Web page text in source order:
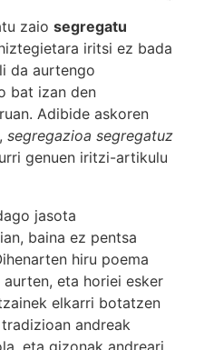
zaio segregatu
iritsi ez bada
da aurtengo
bat izan den
Adibide askoren
segregazioa segregatuz
genuen iritzi-artikulu
jasota
baina ez pentsa
hiru poema
eta horiei esker
elkarri botatzen
andreak